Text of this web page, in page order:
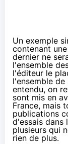
Un exemple
contenant
dernier ne
l'ensemble
l'éditeur le
l'ensemble
entendu, on
sont mis en
France, mais
publications
d'essais dans
plusieurs qui
rien de plus.